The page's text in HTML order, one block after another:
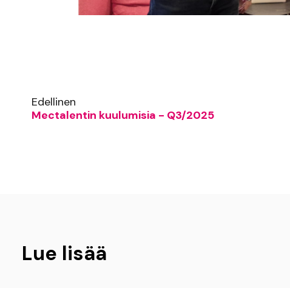
Edellinen
Mectalentin kuulumisia - Q3/2025
Lue lisää